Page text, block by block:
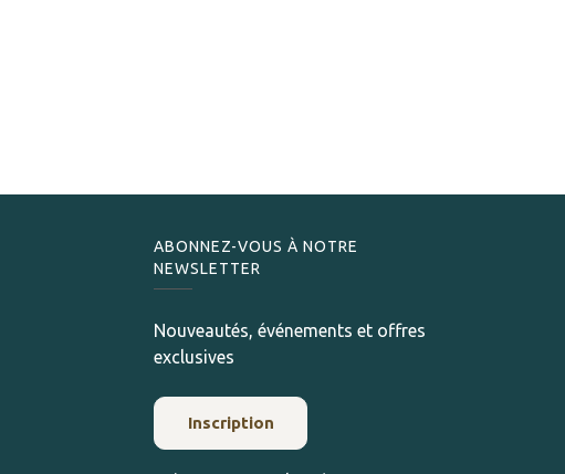
ABONNEZ-VOUS À NOTRE
NEWSLETTER
Nouveautés, événements et offres
exclusives
Inscription